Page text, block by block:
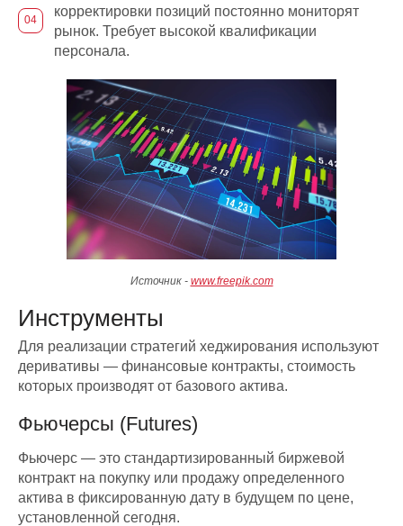
корректировки позиций постоянно мониторят
рынок. Требует высокой квалификации
персонала.
Источник - www.freepik.com
Инструменты
Для реализации стратегий хеджирования используют
деривативы — финансовые контракты, стоимость
которых производят от базового актива.
Фьючерсы (Futures)
Фьючерс — это стандартизированный биржевой
контракт на покупку или продажу определенного
актива в фиксированную дату в будущем по цене,
установленной сегодня.